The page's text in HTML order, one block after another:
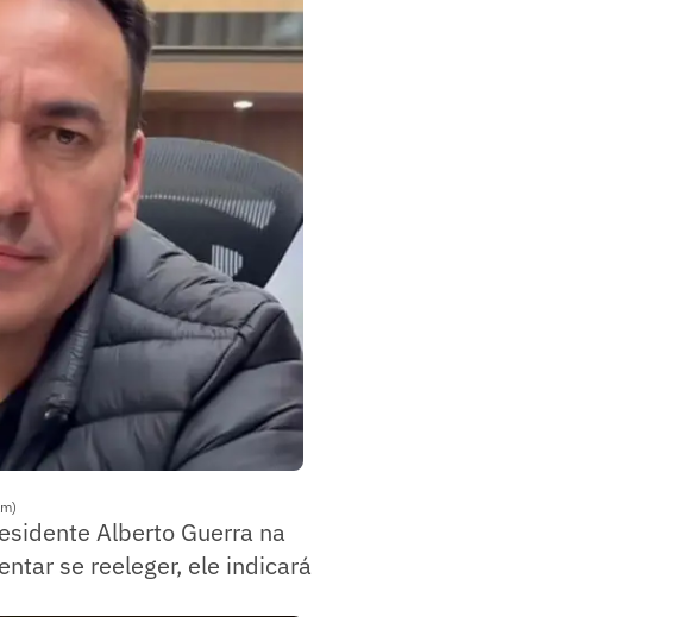
Alberto Guerra na
se reeleger, ele indicará